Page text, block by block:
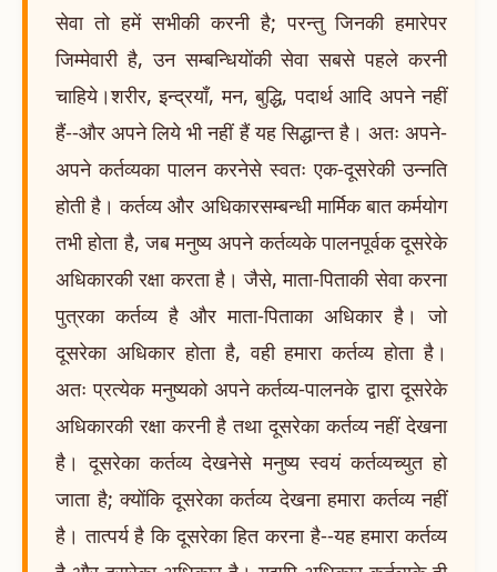
सेवा तो हमें सभीकी करनी है; परन्तु जिनकी हमारेपर
जिम्मेवारी है, उन सम्बन्धियोंकी सेवा सबसे पहले करनी
चाहिये।शरीर, इन्द्रयाँ, मन, बुद्धि, पदार्थ आदि अपने नहीं
हैं--और अपने लिये भी नहीं हैं यह सिद्धान्त है। अतः अपने-
अपने कर्तव्यका पालन करनेसे स्वतः एक-दूसरेकी उन्नति
होती है। कर्तव्य और अधिकारसम्बन्धी मार्मिक बात कर्मयोग
तभी होता है, जब मनुष्य अपने कर्तव्यके पालनपूर्वक दूसरेके
अधिकारकी रक्षा करता है। जैसे, माता-पिताकी सेवा करना
पुत्रका कर्तव्य है और माता-पिताका अधिकार है। जो
दूसरेका अधिकार होता है, वही हमारा कर्तव्य होता है।
अतः प्रत्येक मनुष्यको अपने कर्तव्य-पालनके द्वारा दूसरेके
अधिकारकी रक्षा करनी है तथा दूसरेका कर्तव्य नहीं देखना
है। दूसरेका कर्तव्य देखनेसे मनुष्य स्वयं कर्तव्यच्युत हो
जाता है; क्योंकि दूसरेका कर्तव्य देखना हमारा कर्तव्य नहीं
है। तात्पर्य है कि दूसरेका हित करना है--यह हमारा कर्तव्य